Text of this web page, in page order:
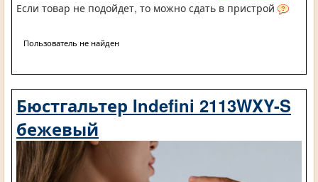
Если товар не подойдет, то можно сдать в пристрой
Пользователь не найден
Бюстгальтер Indefini 2113WXY-S
бежевый